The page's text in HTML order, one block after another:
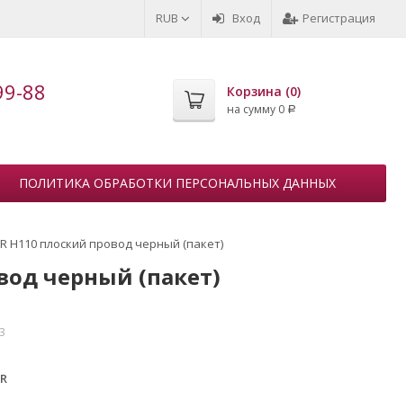
RUB Вход Регистрация
88 Корзина (0)
на сумму 0 Р
ПОЛИТИКА ОБРАБОТКИ ПЕРСОНАЛЬНЫХ ДАННЫХ
H110 плоский провод черный (пакет)
черный (пакет)